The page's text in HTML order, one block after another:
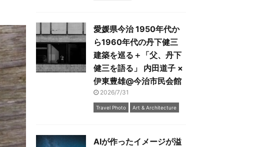
愛媛県今治 1950年代か
ら1960年代の丹下健三
建築を巡る＋「父、丹下
健三を語る」 内田道子 ×
伊東豊雄@今治市民会館
2026/7/31
Travel Photo Art & Architecture
AIが作ったイメージが溢